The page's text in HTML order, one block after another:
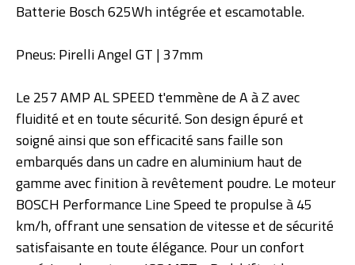
Batterie Bosch 625Wh intégrée et escamotable.
Pneus: Pirelli Angel GT | 37mm
Le 257 AMP AL SPEED t'emmène de A à Z avec
fluidité et en toute sécurité. Son design épuré et
soigné ainsi que son efficacité sans faille son
embarqués dans un cadre en aluminium haut de
gamme avec finition à revêtement poudre. Le moteur
BOSCH Performance Line Speed te propulse à 45
km/h, offrant une sensation de vitesse et de sécurité
satisfaisante en toute élégance. Pour un confort